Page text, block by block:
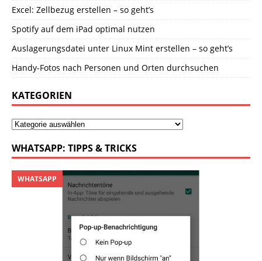
Excel: Zellbezug erstellen – so geht’s
Spotify auf dem iPad optimal nutzen
Auslagerungsdatei unter Linux Mint erstellen – so geht’s
Handy-Fotos nach Personen und Orten durchsuchen
KATEGORIEN
WHATSAPP: TIPPS & TRICKS
WHATSAPP